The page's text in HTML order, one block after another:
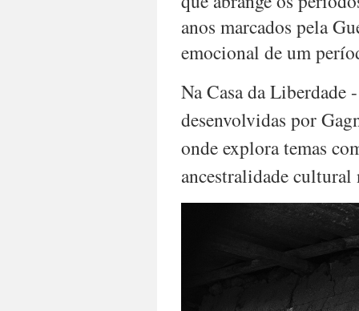
anos marcados pela
emocional de um
Na Casa da Liberdade
desenvolvidas por
onde explora temas
ancestralidade cultural